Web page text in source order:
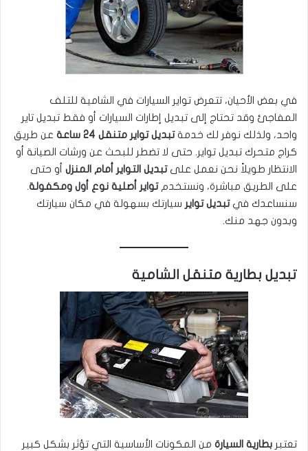
في بعض الأحيان، تتعرض تواير السيارات في الشامية للتلف
المفاجئ وقد تحتاج إلى تبديل إطارات السيارات أو فقط تبديل تاير
واحد، ولذلك نوفر لك خدمةتبديل تواير متنقل 24 ساعة
عن طريق
كراج متحرك تبديل تواير. حتى لا تضطر للبحث عن ورشات الصيانة أو
الانتظار طويلاً نحن نعمل علىتبديل التواير أمام المنزل أو حتى
على الطريق مباشرة، ونستخدمتواير أصلية نوع أول ومكفولة.
سنساعدك فيتبديل تواير سيارتك بسهولة في مكان سيارتك
وبدون جهد منك.
تبديل بطارية متنقل الشامية
تعتبر بطارية السيارة من المكونات الأساسية التي تؤثر بشكل كبير